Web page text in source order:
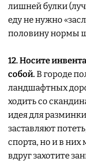
лишней булки
еду не нужно
половину нормы
12. Носите
собой.В городе
ландшафтных
ходить со
идея для
заставляют
спорта, но и в
вдруг захотите